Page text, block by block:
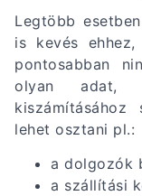
Legtöbb
is kevés
pontosabban
olyan adat,
lehet osztani pl.:
a dolgozók
a szállítási